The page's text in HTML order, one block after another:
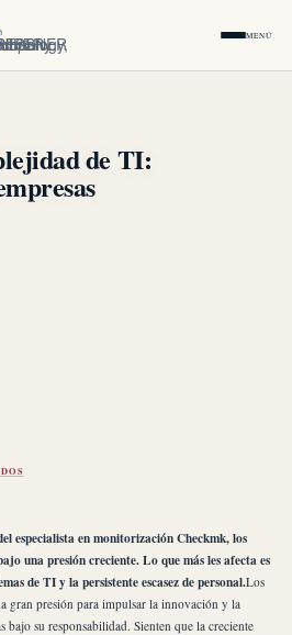
MENÚ
de TI:
especialista en monitorización Checkmk, los
una presión creciente. Lo que más les afecta es
de TI y la persistente escasez de personal.Los
gran presión para impulsar la innovación y la
bajo su responsabilidad. Sienten que la creciente